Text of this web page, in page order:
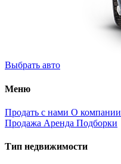
Выбрать авто
Меню
Продать с нами О компании
Продажа Аренда Подборки
Тип недвижимости